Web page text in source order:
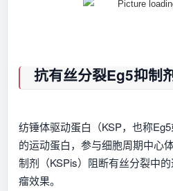
抗有丝分裂Eg5抑制
纺锤体驱动蛋白（KSP，也称
的运动蛋白，参与细胞周期中心
制剂（KSPis）阻断有丝分裂中
瘤效果。